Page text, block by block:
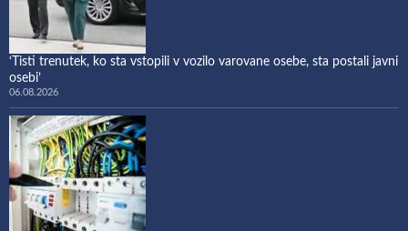
‘Tisti trenutek, ko sta vstopili v vozilo varovane osebe, sta postali javni
osebi’
06.08.2026